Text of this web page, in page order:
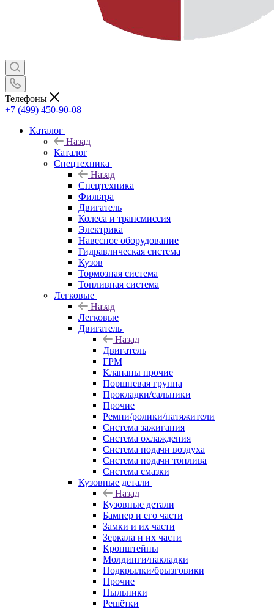
Телефоны
+7 (499) 450-90-08
Каталог
Назад
Каталог
Спецтехника
Назад
Спецтехника
Фильтра
Двигатель
Колеса и трансмиссия
Электрика
Навесное оборудование
Гидравлическая система
Кузов
Тормозная система
Топливная система
Легковые
Назад
Легковые
Двигатель
Назад
Двигатель
ГРМ
Клапаны прочие
Поршневая группа
Прокладки/сальники
Прочие
Ремни/ролики/натяжители
Система зажигания
Система охлаждения
Система подачи воздуха
Система подачи топлива
Система смазки
Кузовные детали
Назад
Кузовные детали
Бампер и его части
Замки и их части
Зеркала и их части
Кронштейны
Молдинги/накладки
Подкрылки/брызговики
Прочие
Пыльники
Решётки